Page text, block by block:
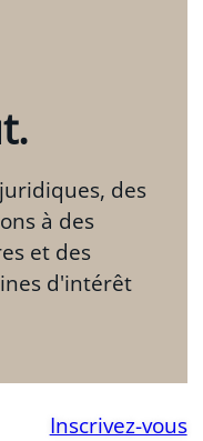
des
à des
et des
d'intérêt
Inscrivez-vous